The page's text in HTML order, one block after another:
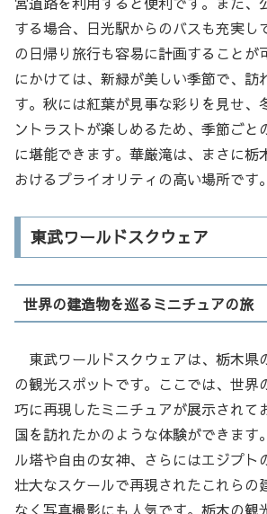
する場合、日光駅からのバスも充実し
の日帰り旅行も容易に計画することが
にかけては、新緑が美しい季節で、訪
す。秋には紅葉が見事な彩りを見せ、
ントラストが楽しめるため、季節ごと
に堪能できます。華厳滝は、まさに栃
おけるプライオリティの高い場所です。
東武ワールドスクウェア
世界の建造物を巡るミニチュアの旅
東武ワールドスクウェアは、栃木県
の観光スポットです。ここでは、世界
巧に再現したミニチュアが展示されて
国を訪れたかのような体験ができます
ル塔や自由の女神、さらにはエジプト
壮大なスケールで再現されたこれらの
なく写真撮影にも人気です。栃木の観